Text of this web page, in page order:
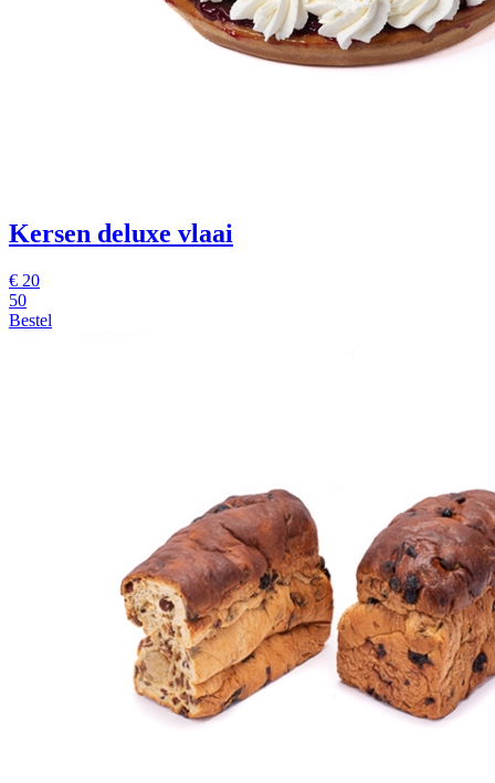
Kersen deluxe vlaai
€ 20
50
Bestel